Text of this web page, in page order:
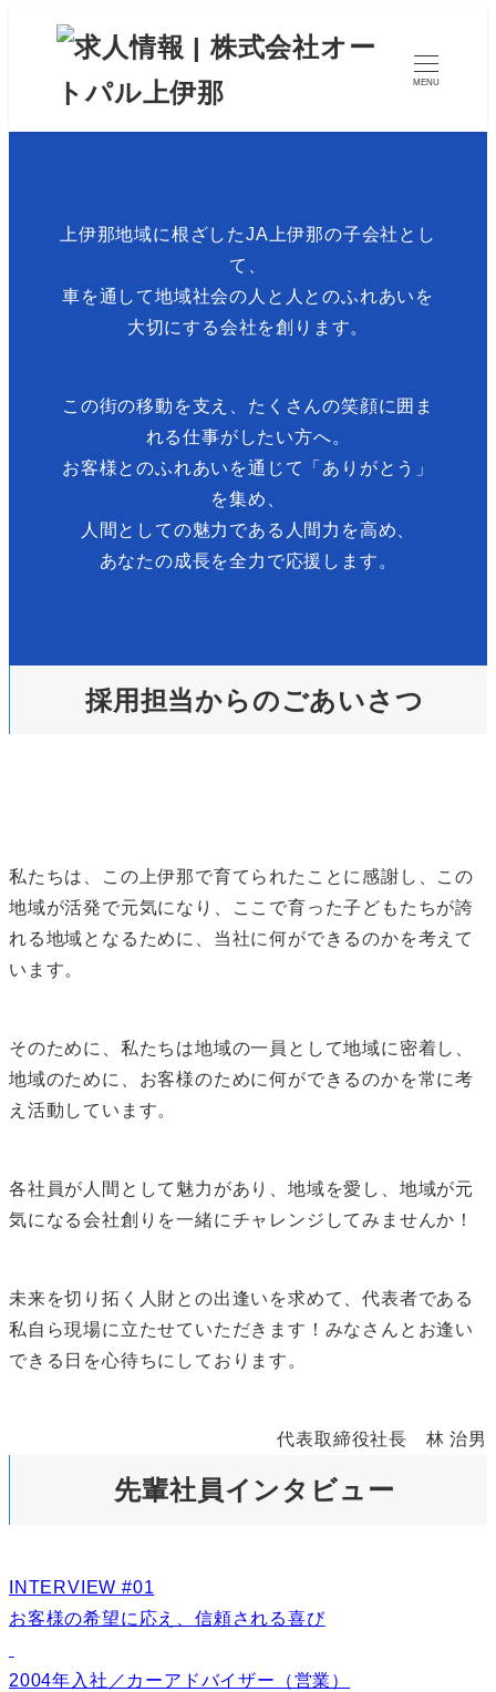
MENU
上伊那地域に根ざしたJA上伊那の子会社とし
て、
車を通して地域社会の人と人とのふれあいを
大切にする会社を創ります。
この街の移動を支え、たくさんの笑顔に囲ま
れる仕事がしたい方へ。
お客様とのふれあいを通じて「ありがとう」
を集め、
人間としての魅力である人間力を高め、
あなたの成長を全力で応援します。
採用担当からのごあいさつ
私たちは、この上伊那で育てられたことに感謝し、この
地域が活発で元気になり、ここで育った子どもたちが誇
れる地域となるために、当社に何ができるのかを考えて
います。
そのために、私たちは地域の一員として地域に密着し、
地域のために、お客様のために何ができるのかを常に考
え活動しています。
各社員が人間として魅力があり、地域を愛し、地域が元
気になる会社創りを一緒にチャレンジしてみませんか！
未来を切り拓く人財との出逢いを求めて、代表者である
私自ら現場に立たせていただきます！みなさんとお逢い
できる日を心待ちにしております。
代表取締役社長 林 治男
先輩社員インタビュー
INTERVIEW #01
お客様の希望に応え、信頼される喜び
2004年入社／カーアドバイザー（営業）